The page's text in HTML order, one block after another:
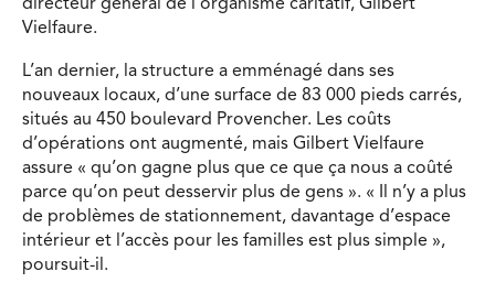
directeur général de l’organisme caritatif, Gilbert
Vielfaure.
L’an dernier, la structure a emménagé dans ses
nouveaux locaux, d’une surface de 83 000 pieds carrés,
situés au 450 boulevard Provencher. Les coûts
d’opérations ont augmenté, mais Gilbert Vielfaure
assure « qu’on gagne plus que ce que ça nous a coûté
parce qu’on peut desservir plus de gens ». « Il n’y a plus
de problèmes de stationnement, davantage d’espace
intérieur et l’accès pour les familles est plus simple »,
poursuit-il.